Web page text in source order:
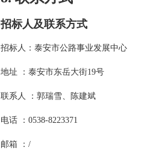
招标人及联系方式
招标人：泰安市公路事业发展中心
地址 ：泰安市东岳大街19号
联系人 ：郭瑞雪、陈建斌
电话 ：0538-8223371
邮箱 ：/